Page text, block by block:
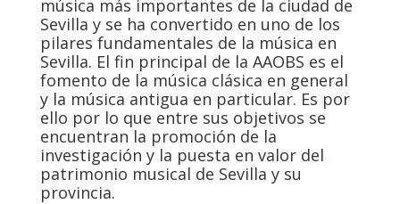
música más importantes de la ciudad de
Sevilla y se ha convertido en uno de los
pilares fundamentales de la música en
Sevilla. El fin principal de la AAOBS es el
fomento de la música clásica en general
y la música antigua en particular. Es por
ello por lo que entre sus objetivos se
encuentran la promoción de la
investigación y la puesta en valor del
patrimonio musical de Sevilla y su
provincia.